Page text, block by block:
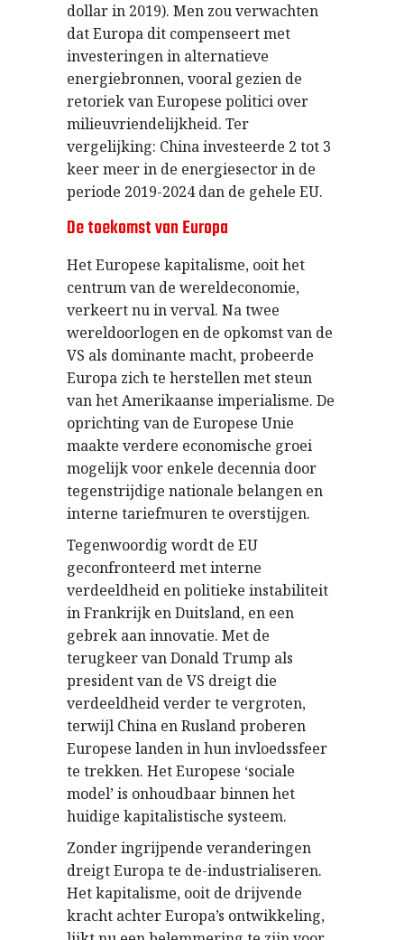
dollar in 2019). Men zou verwachten
dat Europa dit compenseert met
investeringen in alternatieve
energiebronnen, vooral gezien de
retoriek van Europese politici over
milieuvriendelijkheid. Ter
vergelijking: China investeerde 2 tot 3
keer meer in de energiesector in de
periode 2019-2024 dan de gehele EU.
De toekomst van Europa
Het Europese kapitalisme, ooit het
centrum van de wereldeconomie,
verkeert nu in verval. Na twee
wereldoorlogen en de opkomst van de
VS als dominante macht, probeerde
Europa zich te herstellen met steun
van het Amerikaanse imperialisme. De
oprichting van de Europese Unie
maakte verdere economische groei
mogelijk voor enkele decennia door
tegenstrijdige nationale belangen en
interne tariefmuren te overstijgen.
Tegenwoordig wordt de EU
geconfronteerd met interne
verdeeldheid en politieke instabiliteit
in Frankrijk en Duitsland, en een
gebrek aan innovatie. Met de
terugkeer van Donald Trump als
president van de VS dreigt die
verdeeldheid verder te vergroten,
terwijl China en Rusland proberen
Europese landen in hun invloedssfeer
te trekken. Het Europese ‘sociale
model’ is onhoudbaar binnen het
huidige kapitalistische systeem.
Zonder ingrijpende veranderingen
dreigt Europa te de-industrialiseren.
Het kapitalisme, ooit de drijvende
kracht achter Europa’s ontwikkeling,